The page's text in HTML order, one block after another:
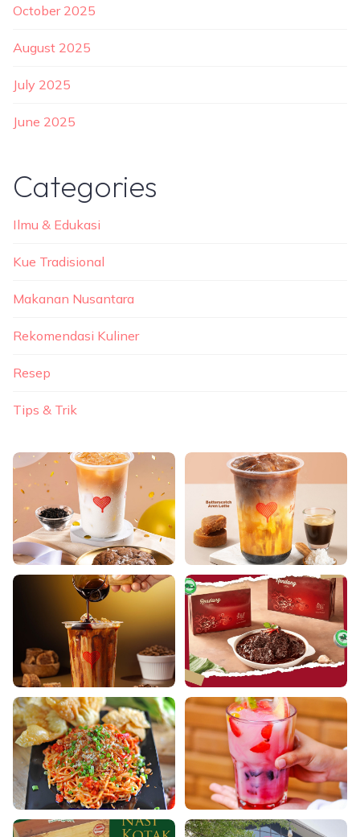
October 2025
August 2025
July 2025
June 2025
Categories
Ilmu & Edukasi
Kue Tradisional
Makanan Nusantara
Rekomendasi Kuliner
Resep
Tips & Trik